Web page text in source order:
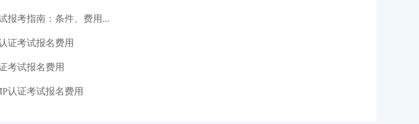
报考指南：条件、费用...
证考试报名费用
考试报名费用
认证考试报名费用